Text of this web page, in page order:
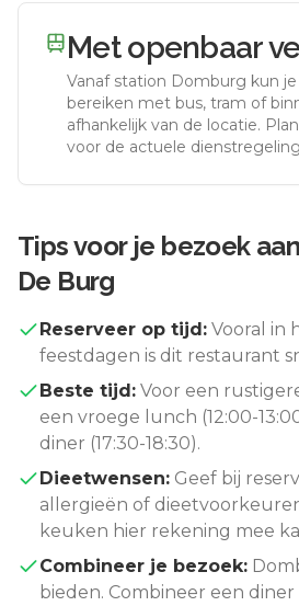
Met openbaar
Vanaf station Domburg kun
bereiken met bus, tram of
afhankelijk van de locatie.
voor de actuele
Tips voor je bezoek aan
De Burg
Reserveer op tijd: Vooral in
feestdagen is dit restaurant
Beste tijd: Voor een
een vroege lunch (12:00-
diner (17:30-18:30).
Dieetwensen: Geef bij
allergieën of
keuken hier rekening mee
Combineer je bezoek:
bieden. Combineer een